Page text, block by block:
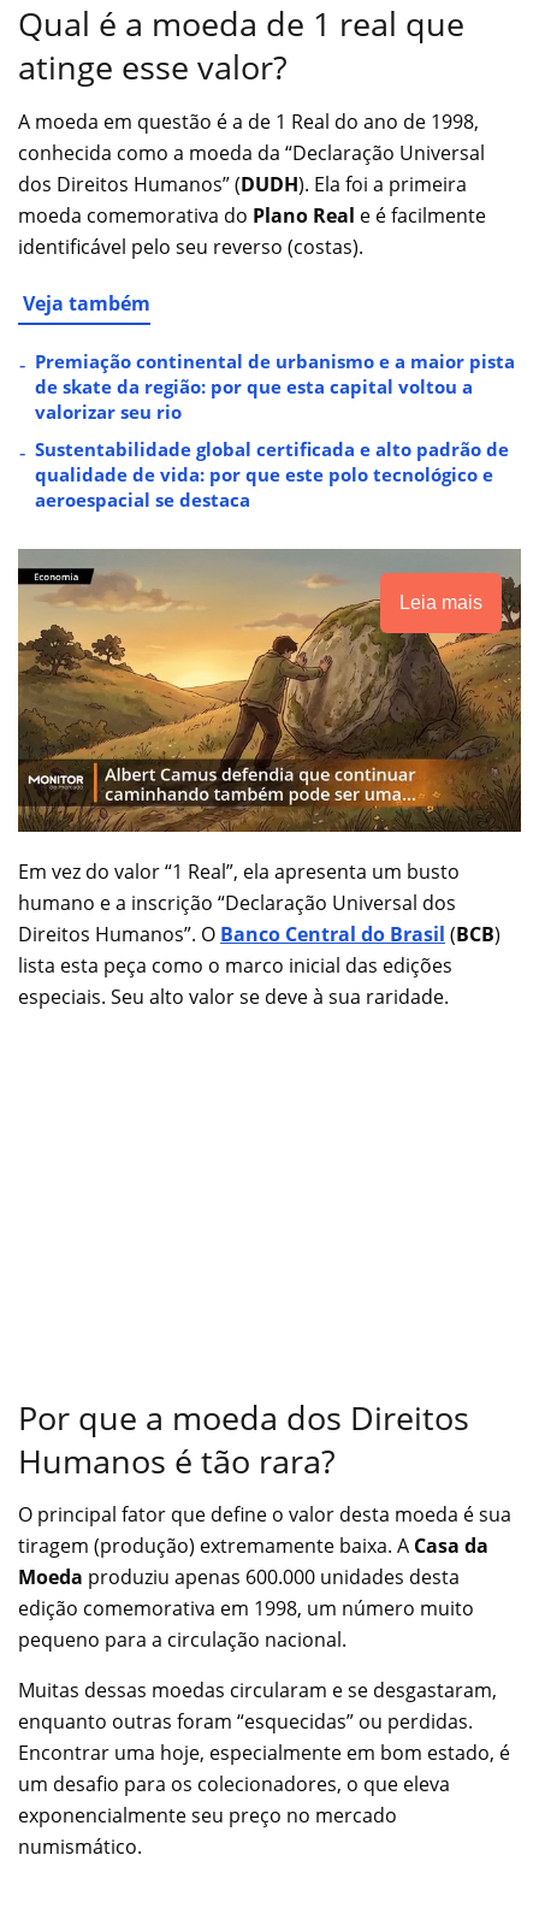
Qual é a moeda de 1 real que
atinge esse valor?
A moeda em questão é a de 1 Real do ano de 1998,
conhecida como a moeda da “Declaração Universal
dos Direitos Humanos” (DUDH). Ela foi a primeira
moeda comemorativa do Plano Real e é facilmente
identificável pelo seu reverso (costas).
Veja também
Premiação continental de urbanismo e a maior pista
de skate da região: por que esta capital voltou a
valorizar seu rio
Sustentabilidade global certificada e alto padrão de
qualidade de vida: por que este polo tecnológico e
aeroespacial se destaca
Leia mais
Em vez do valor “1 Real”, ela apresenta um busto
humano e a inscrição “Declaração Universal dos
Direitos Humanos”. O Banco Central do Brasil (BCB)
lista esta peça como o marco inicial das edições
especiais. Seu alto valor se deve à sua raridade.
Por que a moeda dos Direitos
Humanos é tão rara?
O principal fator que define o valor desta moeda é sua
tiragem (produção) extremamente baixa. A Casa da
Moeda produziu apenas 600.000 unidades desta
edição comemorativa em 1998, um número muito
pequeno para a circulação nacional.
Muitas dessas moedas circularam e se desgastaram,
enquanto outras foram “esquecidas” ou perdidas.
Encontrar uma hoje, especialmente em bom estado, é
um desafio para os colecionadores, o que eleva
exponencialmente seu preço no mercado
numismático.